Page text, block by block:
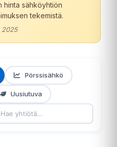
hinta sähköyhtiön
tekemistä.
2025
Pörssisähkö
Uusiutuva